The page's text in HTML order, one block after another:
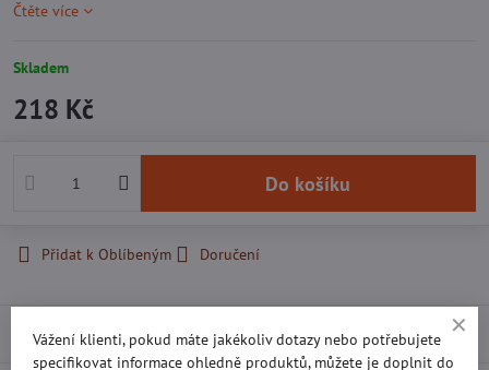
Čtěte více
Skladem
218 Kč
Do košíku
Přidat k Oblíbeným Doručení
Popis
Vážení klienti, pokud máte jakékoliv dotazy nebo potřebujete
specifikovat informace ohledně produktů, můžete je doplnit do